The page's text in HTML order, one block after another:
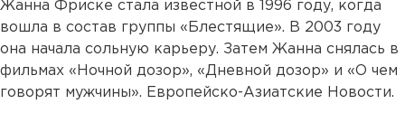
Жанна Фриске стала известной в 1996 году, когда
вошла в состав группы «Блестящие». В 2003 году
она начала сольную карьеру. Затем Жанна снялась в
фильмах «Ночной дозор», «Дневной дозор» и «О чем
говорят мужчины». Европейско-Азиатские Новости.